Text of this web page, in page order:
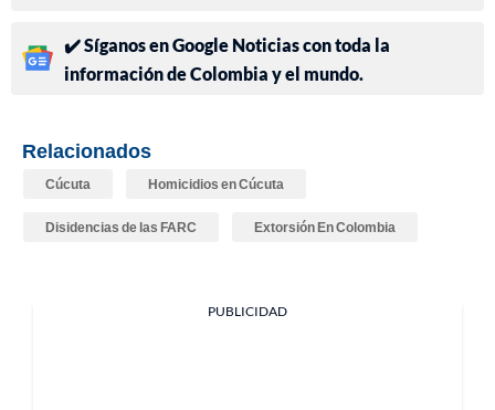
✔️ Síganos en Google Noticias con toda la
información de Colombia y el mundo.
Relacionados
Cúcuta Homicidios en Cúcuta
Disidencias de las FARC Extorsión En Colombia
PUBLICIDAD